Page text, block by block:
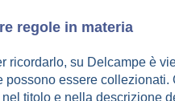
regole in materia
ricordarlo, su Delcampe è
possono essere
titolo e nella descrizione